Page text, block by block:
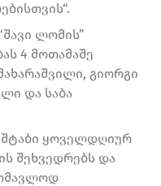
ლომის”
4 მოთამაშე
გიორგი
და საბა
ყოველდღიურ
შეხვედრებს და